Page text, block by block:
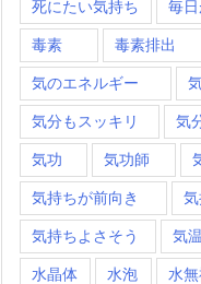
死にたい気持ち 毎
毒素 毒素排出
気のエネルギー
気分もスッキリ 気
気功 気功師
気持ちが前向き
気持ちよさそう 気
水晶体 水泡 水